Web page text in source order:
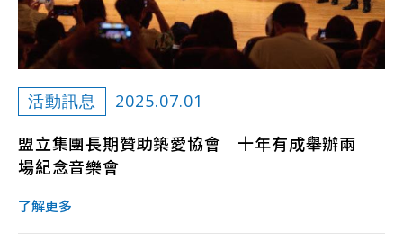
活動訊息 2025.07.01
盟立集團長期贊助築愛協會 十年有成舉辦兩
場紀念音樂會
了解更多